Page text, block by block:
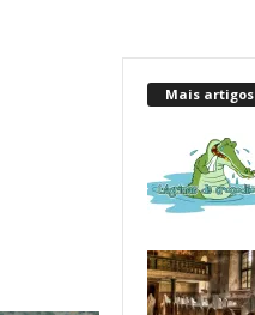
Mais artigos